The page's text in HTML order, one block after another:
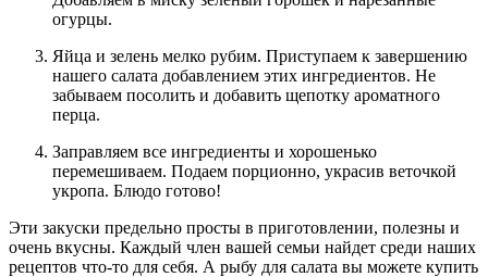
огурцы.
Яйца и зелень мелко рубим. Приступаем к завершению
нашего салата добавлением этих ингредиентов. Не
забываем посолить и добавить щепотку ароматного
перца.
Заправляем все ингредиенты и хорошенько
перемешиваем. Подаем порционно, украсив веточкой
укропа. Блюдо готово!
Эти закуски предельно просты в приготовлении, полезны и
очень вкусны. Каждый член вашей семьи найдет среди наших
рецептов что-то для себя. А рыбу для салата вы можете купить